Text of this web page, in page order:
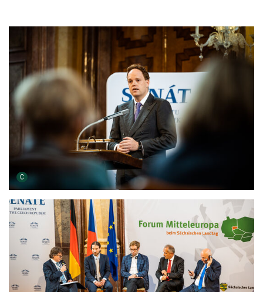
C Urheber der Grafik: